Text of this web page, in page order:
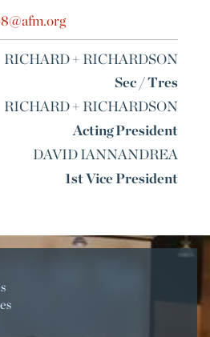
RICHARD + RICHARDSON
Sec / Tres
RICHARD + RICHARDSON
Acting President
DAVID IANNANDREA
1st Vice President